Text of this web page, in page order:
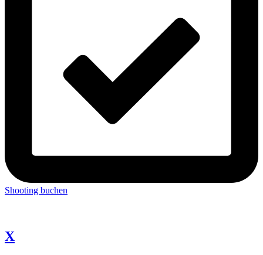
Shooting buchen
X